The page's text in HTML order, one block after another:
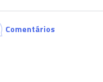
Comentários